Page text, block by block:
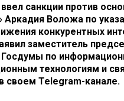
санкции против
Аркадия Воложа по
конкурентных
заместитель
по
технологиям и
в своем Telegram-канале.